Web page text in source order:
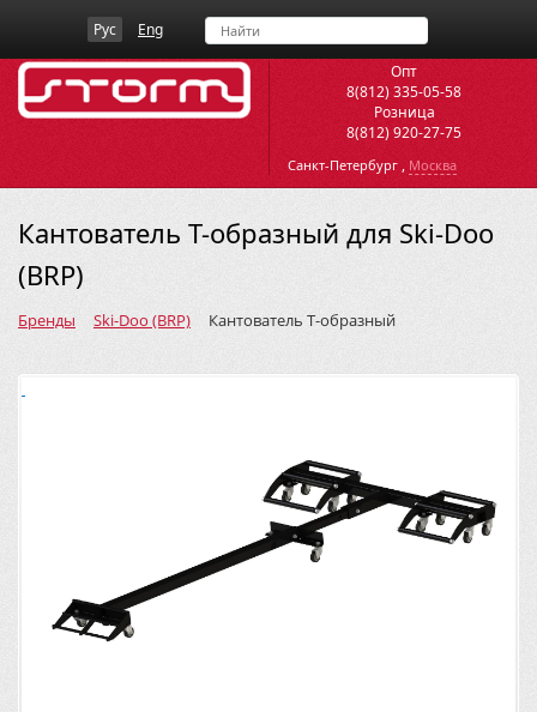
Рус Eng
Опт
8(812) 335-05-58
Розница
8(812) 920-27-75
Санкт-Петербург , Москва
Кантователь Т-образный для Ski-Doo
(BRP)
Бренды Ski-Doo (BRP) Кантователь Т-образный